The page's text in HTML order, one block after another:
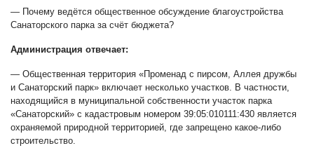
— Почему ведётся общественное обсуждение благоустройства
Санаторского парка за счёт бюджета?
Администрация отвечает:
— Общественная территория «Променад с пирсом, Аллея дружбы
и Санаторский парк» включает несколько участков. В частности,
находящийся в муниципальной собственности участок парка
«Санаторский» с кадастровым номером 39:05:010111:430 является
охраняемой природной территорией, где запрещено какое-либо
строительство.